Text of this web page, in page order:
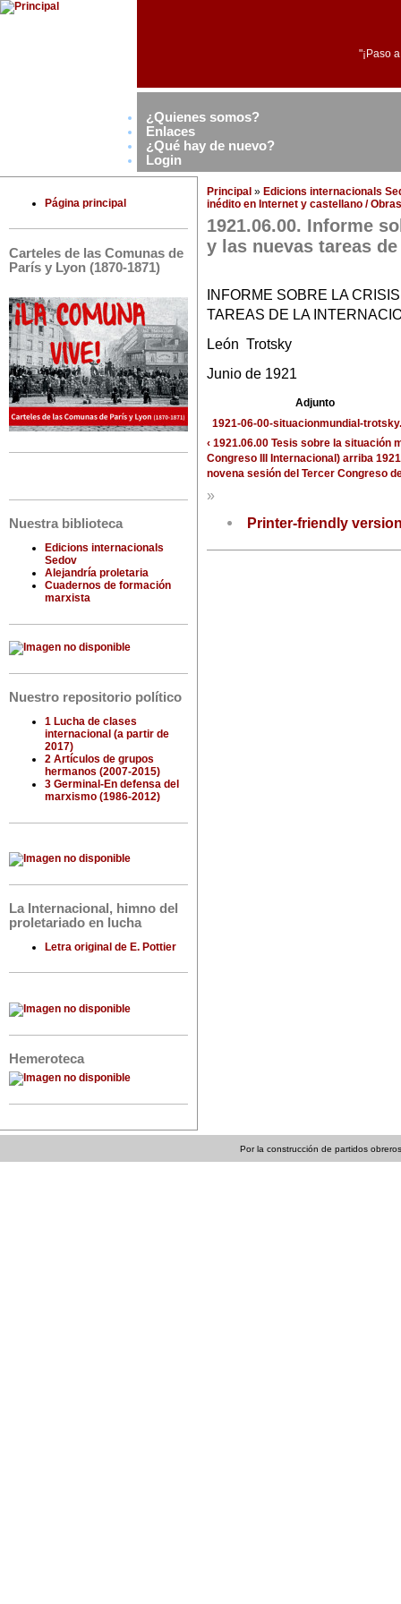
"¡Paso
¿Quienes somos?
Enlaces
¿Qué hay de nuevo?
Login
Página principal
Carteles de las Comunas de
París y Lyon (1870-1871)
Nuestra biblioteca
Edicions internacionals
Sedov
Alejandría proletaria
Cuadernos de formación
marxista
Nuestro repositorio político
1 Lucha de clases
internacional (a partir de
2017)
2 Artículos de grupos
hermanos (2007-2015)
3 Germinal-En defensa del
marxismo (1986-2012)
La Internacional, himno del
proletariado en lucha
Letra original de E. Pottier
Hemeroteca
Principal » Edicions internacionals
inédito en Internet y castellano /
1921.06.00. Informe
y las nuevas tareas
INFORME SOBRE LA
TAREAS DE LA
León Trotsky
Junio de 1921
Adjunto
1921-06-00-situacionmundial-
‹ 1921.06.00 Tesis sobre la situación
Congreso III Internacional) arriba
novena sesión del Tercer Congreso
»
Printer-friendly
Por la construcción de partidos